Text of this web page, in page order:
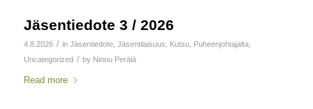
Jäsentiedote 3 / 2026
4.8.2026 / in Jäsentiedote, Jäsentilaisuus Kutsu, Puheenjohtajalta,
Uncategorized / by Ninnu Perälä
Read more